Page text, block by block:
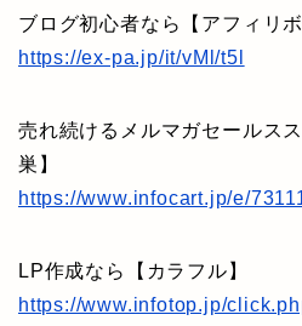
ブログ初心者なら【アフィリボ
https://ex-pa.jp/it/vMl/t5l
売れ続けるメルマガセールス
巣】
https://www.infocart.jp/e/
LP作成なら【カラフル】
https://www.infotop.jp/